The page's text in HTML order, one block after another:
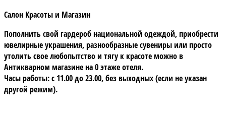
Салон Красоты и Магазин
Пополнить свой гардероб национальной одеждой, приобрести
ювелирные украшения, разнообразные сувениры или просто
утолить свое любопытство и тягу к красоте можно в
Антикварном магазине на 0 этаже отеля.
Часы работы: с 11.00 до 23.00, без выходных (если не указан
другой режим).